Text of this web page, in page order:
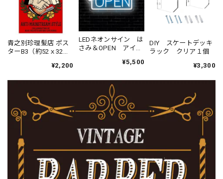
青之別珍理髪店 ポス
ターB3（約52ｘ32ｃ
¥2,200
LEDネオンサイン は
さみ＆OPEN アイス
¥5,500
DIY スケートデッキ
ラック クリア１個
¥3,300